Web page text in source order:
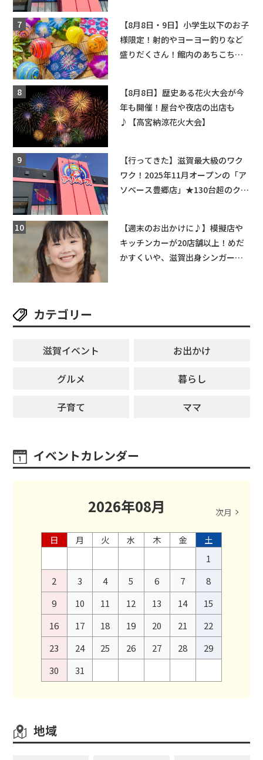
【8月8日・9日】小学生以下のお子
様限定！射的やヨーヨー釣りなど
盛りだくさん！館内のあちこちに
【8月8日】歴史ある花火大会が今
年も開催！屋台や夜店の出店も
♪【高宮納涼花火大会】
【行ってきた】滋賀最大級のワク
ワク！2025年11月オープンの「ア
ソベース豊郷店」★130台超のクレ
【週末のお出かけに♪】模擬店や
キッチンカーが20店舗以上！めだ
かすくいや、滋賀出身シンガーソ
カテゴリー
滋賀イベント
お出かけ
グルメ
暮らし
子育て
ママ
イベントカレンダー
2026年08月 次月
日 月 火 水 木 金
土
1
2
3 4 5 6 7
8
9
10 11 12 13 14
15
16
17 18 19 20 21
22
23
24 25 26 27 28
29
30
31
地域